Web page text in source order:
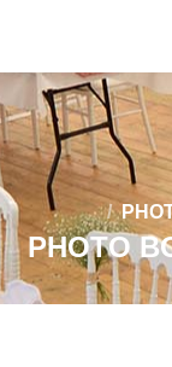
Vous êtes ici :
PHOTO